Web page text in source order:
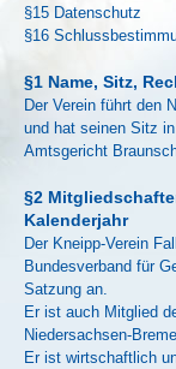
§15 Datenschutz
§16
§1 Name, Sitz,
Der Verein führt den
und hat seinen Sitz
Amtsgericht
§2
Kalenderjahr
Der Kneipp-Verein
Bundesverband für
Satzung an.
Er ist auch Mitglied
Niedersachsen-
Er ist wirtschaftlich